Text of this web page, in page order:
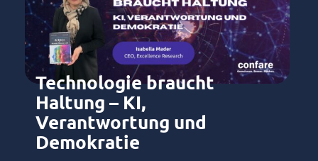
Technologie braucht
Haltung – KI,
Verantwortung und
Demokratie